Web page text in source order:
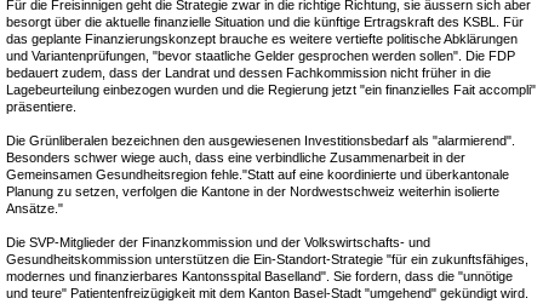
Für die Freisinnigen geht die Strategie zwar in die richtige Richtung, sie äussern sich aber
besorgt über die aktuelle finanzielle Situation und die künftige Ertragskraft des KSBL. Für
das geplante Finanzierungskonzept brauche es weitere vertiefte politische Abklärungen
und Variantenprüfungen, "bevor staatliche Gelder gesprochen werden sollen". Die FDP
bedauert zudem, dass der Landrat und dessen Fachkommission nicht früher in die
Lagebeurteilung einbezogen wurden und die Regierung jetzt "ein finanzielles Fait accompli"
präsentiere.
Die Grünliberalen bezeichnen den ausgewiesenen Investitionsbedarf als "alarmierend".
Besonders schwer wiege auch, dass eine verbindliche Zusammenarbeit in der
Gemeinsamen Gesundheitsregion fehle."Statt auf eine koordinierte und überkantonale
Planung zu setzen, verfolgen die Kantone in der Nordwestschweiz weiterhin isolierte
Ansätze."
Die SVP-Mitglieder der Finanzkommission und der Volkswirtschafts- und
Gesundheitskommission unterstützen die Ein-Standort-Strategie "für ein zukunftsfähiges,
modernes und finanzierbares Kantonsspital Baselland". Sie fordern, dass die "unnötige
und teure" Patientenfreizügigkeit mit dem Kanton Basel-Stadt "umgehend" gekündigt wird.